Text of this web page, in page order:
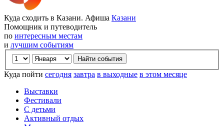
Куда сходить в Казани. Афиша Казани
Помощник и путеводитель
по интересным местам
и лучшим событиям
Куда пойти сегодня завтра в выходные в этом месяце
Выставки
Фестивали
С детьми
Активный отдых